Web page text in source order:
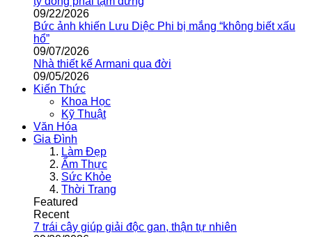
09/22/2026
Bức ảnh khiến Lưu Diệc Phi bị mắng “không biết xấu
hổ”
09/07/2026
Nhà thiết kế Armani qua đời
09/05/2026
Kiến Thức
Khoa Học
Kỹ Thuật
Văn Hóa
Gia Đình
Làm Đẹp
Ẩm Thực
Sức Khỏe
Thời Trang
Featured
Recent
7 trái cây giúp giải độc gan, thận tự nhiên